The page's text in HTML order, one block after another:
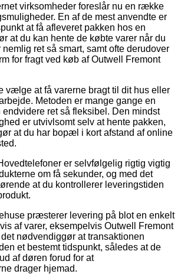
virksomheder foreslår nu en række
En af de mest anvendte er
at få afleveret pakken hos en
at du kan hente de købte varer når du
nemlig ret så smart, samt ofte derudover
for fragt ved køb af Outwell Fremont
vælge at få varerne bragt til dit hus eller
Metoden er mange gange en
endvidere ret så fleksibel. Den mindst
er utvivlsomt selv at hente pakken,
at du har bopæl i kort afstand af online
er selvfølgelig rigtig vigtig
om få sekunder, og med det
at du kontrollerer leveringstiden
præsterer levering på blot en enkelt
af varer, eksempelvis Outwell Fremont
nødvendiggør at transaktionen
et bestemt tidspunkt, således at de
af døren forud for at
drager hjemad.